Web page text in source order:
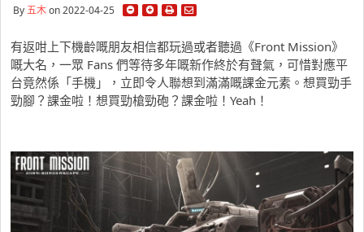
By五木on 2022-04-25
有返咁上下機齡嘅朋友相信都玩過或者聽過《Front Mission》
嘅大名，一眾 Fans 們等待多年嘅新作終於有聲氣，可惜對應平
台竟然係「手機」，立即令人聯想到滿滿嘅課金元素。想買勁手
勁腳？課金啦！想買勁槍勁砲？課金啦！Yeah！